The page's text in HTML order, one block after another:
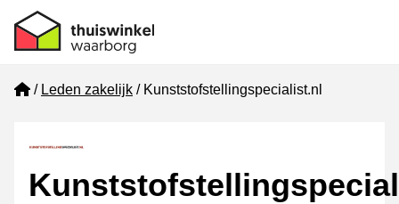
Home
Leden zakelijk Kunststofstellingspecialist.nl